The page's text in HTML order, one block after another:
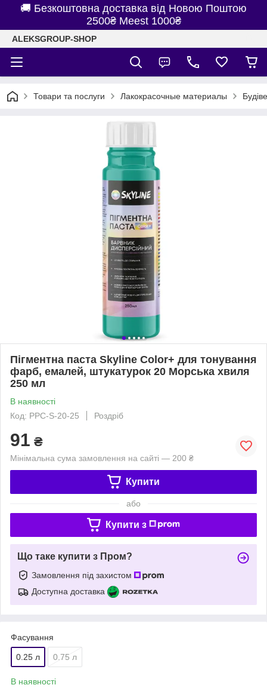
🚚 Безкоштовна доставка від Новою Поштою
2500₴ Meest 1000₴
ALEKSGROUP-SHOP
Товари та послуги Лакокрасочные материалы
Пігментна паста Skyline Color+ для тонування
фарб, емалей, штукатурок 20 Морська хвиля
250 мл
В наявності
Код: PPC-S-20-25
Роздріб
91 ₴
Мінімальна сума замовлення на сайті — 200 ₴
Купити
або
Купити з
Що таке купити з Пром?
Замовлення під захистом
Доступна доставка
Фасування
0.25 л 0.75 л
В наявності